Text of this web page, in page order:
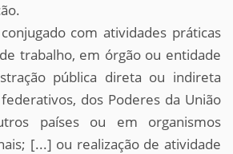
com atividades práticas
trabalho, em órgão ou entidade
pública direta ou indireta
dos Poderes da União
países ou em organismos
[...] ou realização de atividade